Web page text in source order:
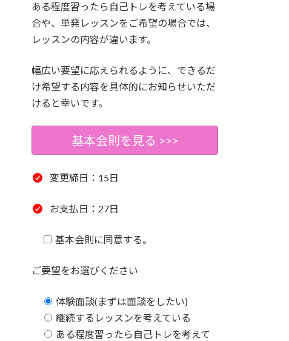
ある程度習ったら自己トレを考えている場
合や、単発レッスンをご希望の場合では、
レッスンの内容が違います。
幅広い要望に応えられるように、できるだ
け希望する内容を具体的にお知らせいただ
けると幸いです。
基本会則を見る >>>
変更締日：15日
お支払日：27日
基本会則に同意する。
ご要望をお選びください
体験面談(まずは面談をしたい)
継続するレッスンを考えている
ある程度習ったら自己トレを考えて